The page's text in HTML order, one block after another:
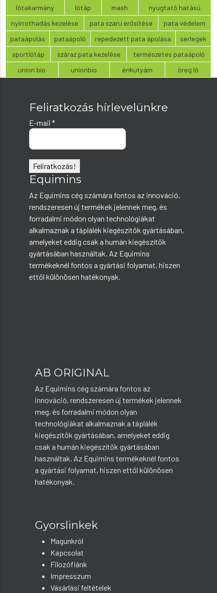
lótakarmány
lótáp mash
nyugtató hatású
nyírrothadás kezelése
pata szaru erősítése
pata védelem
pataápolás
pataápoló repedezett pata ápolása
serlegek
sportlótáp
száraz pata kezelése
természetes pataápoló
union bio
unionbio énkutyám öreg ló
Feliratkozás hírlevelünkre
E-mail *
Equimins
Az Equimins cég számára fontos az innováció,
rendszeresen új termékek jelennek meg, és
forradalmi módon olyan technológiákat
alkalmaznak a táplálék kiegészítők gyártásában,
amelyeket eddig csak a humán kiegészítők
gyártásában használtak. Az Equimins
termékeknél fontos a gyártási folyamat, hiszen
ettől különösen hatékonyak.
AB ORIGINAL
Az Equimins cég számára fontos az
innováció, rendszeresen új termékek jelennek
meg, és forradalmi módon olyan
technológiákat alkalmaznak a táplálék
kiegészítők gyártásában, amelyeket eddig
csak a humán kiegészítők gyártásában
használtak. Az Equimins termékeknél fontos
a gyártási folyamat, hiszen ettől különösen
hatékonyak.
Gyorslinkek
Magunkról
Kapcsolat
Filozófiánk
Impresszum
Vásárlási feltételek